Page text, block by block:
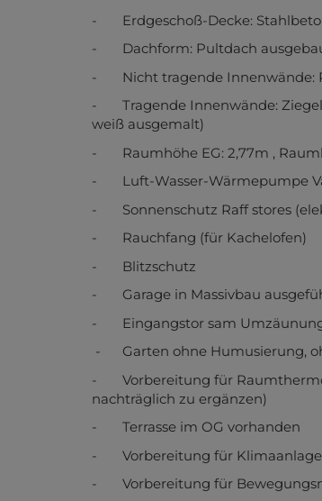
- Erdgeschoß-Decke:
- Dachform: Pultdach
- Nicht tragende Innenwände:
- Tragende Innenwände: Ziegel
weiß ausgemalt)
- Raumhöhe EG: 2,77m ,
- Luft-Wasser-Wärmepumpe
- Sonnenschutz Raff stores
- Rauchfang (für Kachelofen)
- Blitzschutz
- Garage in Massivbau
- Eingangstor sam
- Garten ohne Humusierung,
- Vorbereitung für
nachträglich zu ergänzen)
- Terrasse im OG vorhanden
- Vorbereitung für Klimaanlage
- Vorbereitung für